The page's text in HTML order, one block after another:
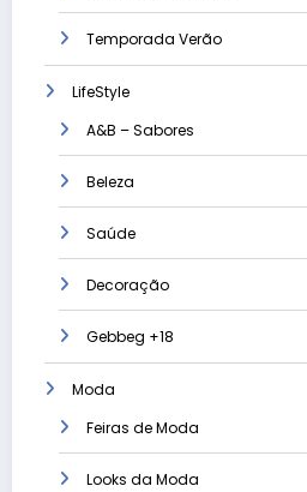
Temporada Verão
LifeStyle
A&B – Sabores
Beleza
Saúde
Decoração
Gebbeg +18
Moda
Feiras de Moda
Looks da Moda